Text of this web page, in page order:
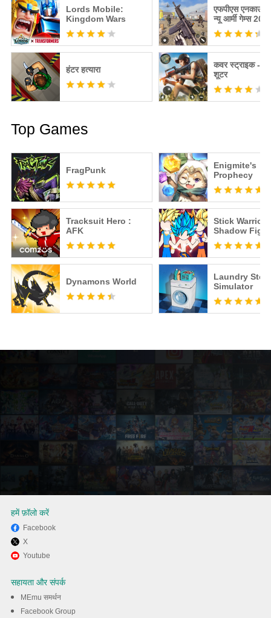
Lords Mobile:
Kingdom Wars
एफपीएस
न्यू आर्मी गेम्स
हंटर हत्यारा
कवर स्ट्राइक - 3
शूटर
Top Games
FragPunk
Tracksuit Hero :
AFK
Dynamons World
Enigmite's
Prophecy
Stick Warriors
Shadow Fight
Laundry
Simulator
MEmu से पीसी पर Snake Run
Race・3D Running Game खेलने
हमें फ़ॉलो करें
Facebook
X
Youtube
सहायता और संपर्क
MEmu समर्थन
Facebook Group